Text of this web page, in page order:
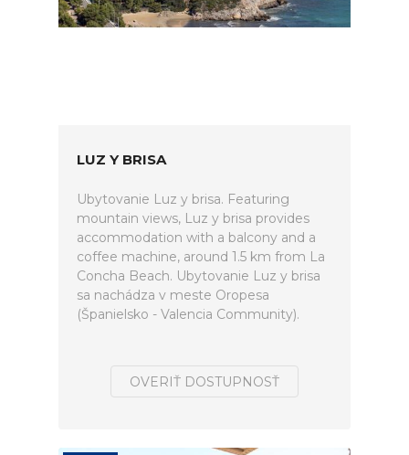
LUZ Y BRISA
Ubytovanie Luz y brisa. Featuring
mountain views, Luz y brisa provides
accommodation with a balcony and a
coffee machine, around 1.5 km from La
Concha Beach. Ubytovanie Luz y brisa
sa nachádza v meste Oropesa
(Španielsko - Valencia Community).
OVERIŤ DOSTUPNOSŤ